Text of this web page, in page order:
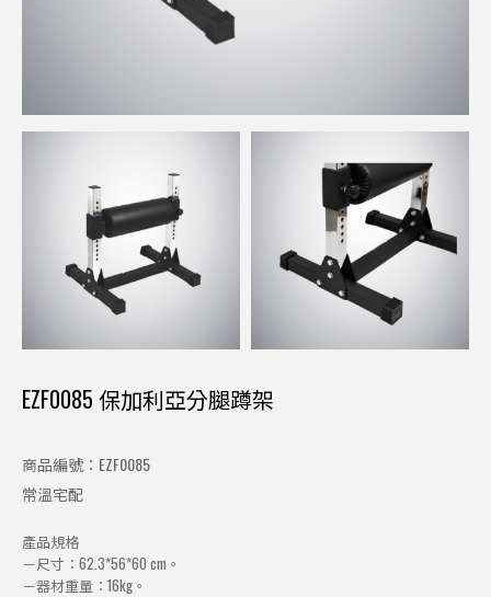
EZF0085 保加利亞分腿蹲架
商品編號：EZF0085
常溫宅配
產品規格
－尺寸：62.3*56*60 cm。
－器材重量：16kg。